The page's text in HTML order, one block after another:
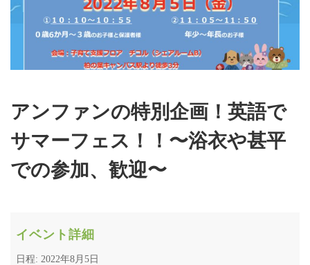
アンファンの特別企画！英語で
サマーフェス！！〜浴衣や甚平
での参加、歓迎〜
イベント詳細
日程: 2022年8月5日